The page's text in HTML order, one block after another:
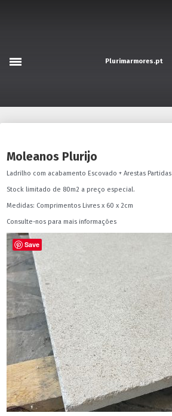
Plurimarmores.pt
Moleanos Plurijo
Ladrilho com acabamento Escovado + Arestas Partidas
Stock limitado de 80m2 a preço especial.
Medidas: Comprimentos Livres x 60 x 2cm
Consulte-nos para mais informações
Produtos
Acabamentos
Contactos
PT
English
Français
Save